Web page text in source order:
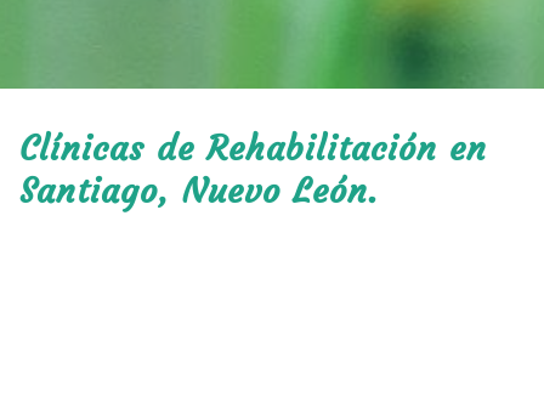
Clínicas de Rehabilitación en
Santiago, Nuevo León.